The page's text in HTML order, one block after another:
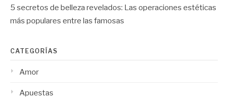
5 secretos de belleza revelados: Las operaciones estéticas
más populares entre las famosas
CATEGORÍAS
Amor
Apuestas